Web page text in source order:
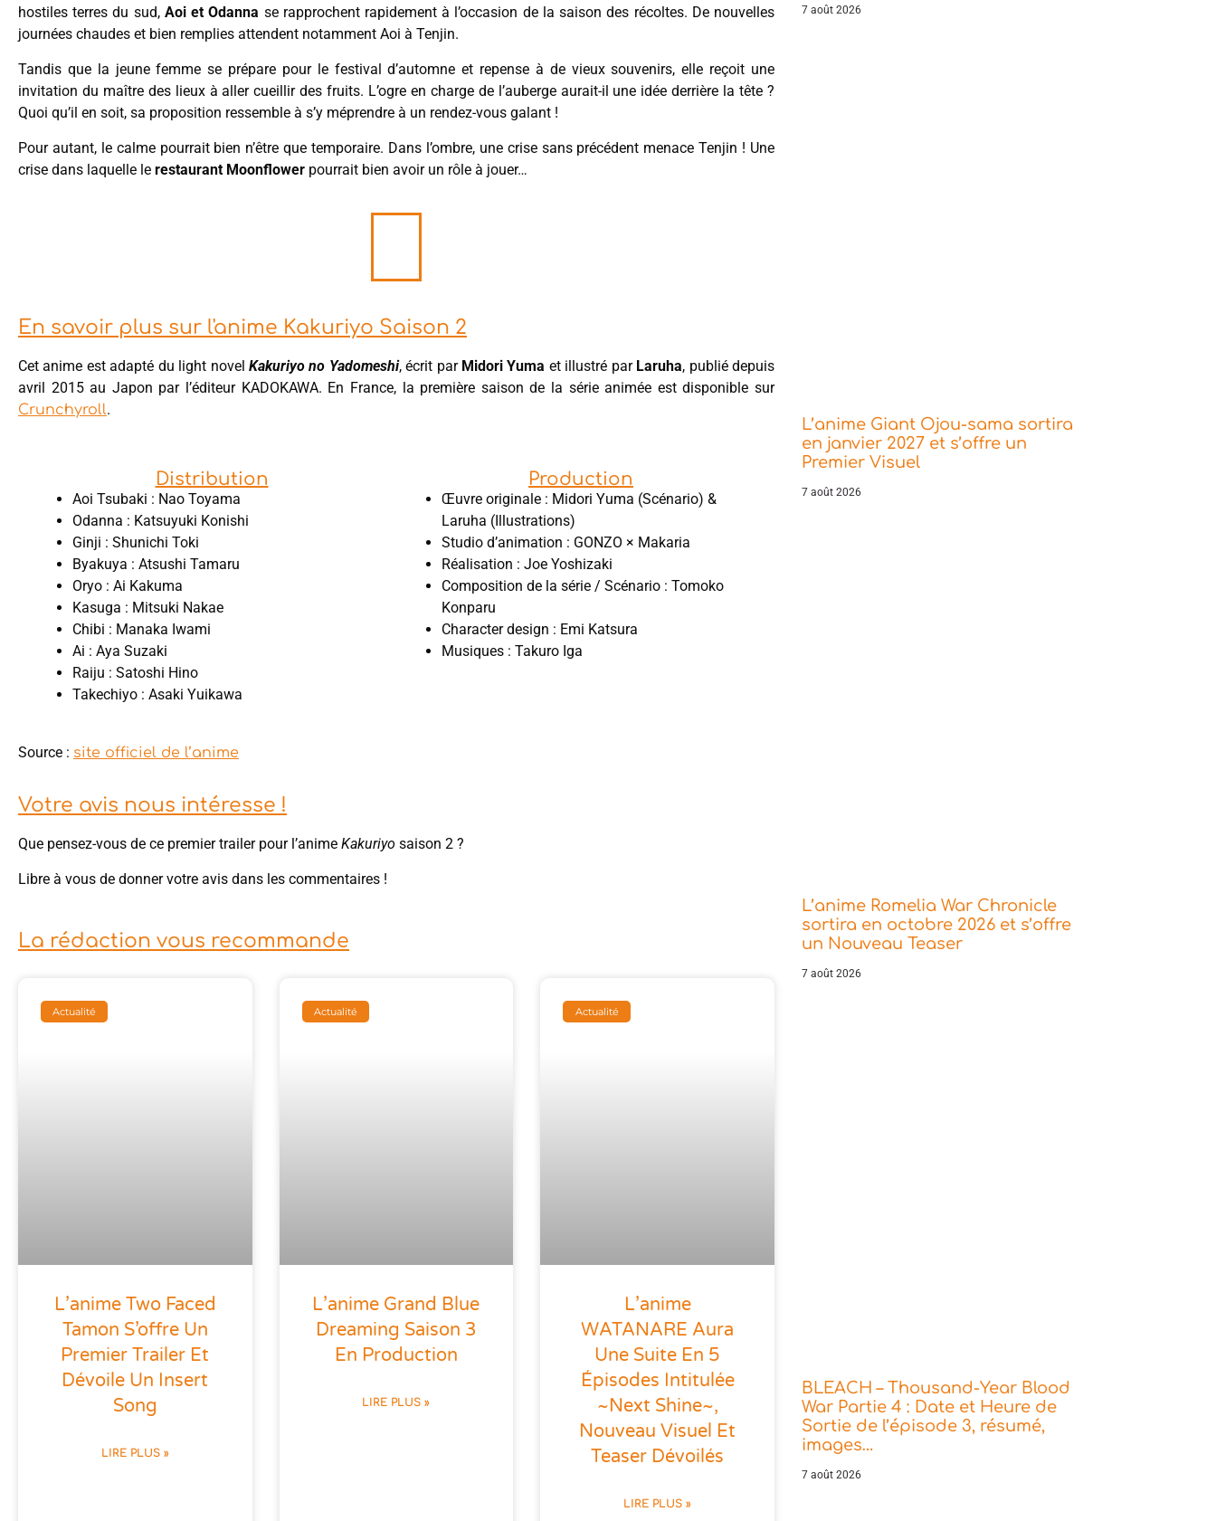
hostiles terres du sud, Aoi et Odanna se rapprochent rapidement à l’occasion de la saison des récoltes. De nouvelles
journées chaudes et bien remplies attendent notamment Aoi à Tenjin.
Tandis que la jeune femme se prépare pour le festival d’automne et repense à de vieux souvenirs, elle reçoit une
invitation du maître des lieux à aller cueillir des fruits. L’ogre en charge de l’auberge aurait-il une idée derrière la tête ?
Quoi qu’il en soit, sa proposition ressemble à s’y méprendre à un rendez-vous galant !
Pour autant, le calme pourrait bien n’être que temporaire. Dans l’ombre, une crise sans précédent menace Tenjin ! Une
crise dans laquelle le restaurant Moonflower pourrait bien avoir un rôle à jouer…
En savoir plus sur l'anime Kakuriyo Saison 2
Cet anime est adapté du light novel Kakuriyo no Yadomeshi, écrit par Midori Yuma et illustré par Laruha, publié depuis
avril 2015 au Japon par l’éditeur KADOKAWA. En France, la première saison de la série animée est disponible sur
Crunchyroll.
Distribution
Aoi Tsubaki : Nao Toyama
Odanna : Katsuyuki Konishi
Ginji : Shunichi Toki
Byakuya : Atsushi Tamaru
Oryo : Ai Kakuma
Kasuga : Mitsuki Nakae
Chibi : Manaka Iwami
Ai : Aya Suzaki
Raiju : Satoshi Hino
Takechiyo : Asaki Yuikawa
Production
Œuvre originale : Midori Yuma (Scénario) &
Laruha (Illustrations)
Studio d’animation : GONZO × Makaria
Réalisation : Joe Yoshizaki
Composition de la série / Scénario : Tomoko
Konparu
Character design : Emi Katsura
Musiques : Takuro Iga
Source : site officiel de l’anime
Votre avis nous intéresse !
Que pensez-vous de ce premier trailer pour l’anime Kakuriyo saison 2 ?
Libre à vous de donner votre avis dans les commentaires !
La rédaction vous recommande
Actualité
L’anime Two Faced
Tamon S’offre Un
Premier Trailer Et
Dévoile Un Insert
Song
LIRE PLUS »
Actualité
L’anime Grand Blue
Dreaming Saison 3
En Production
LIRE PLUS »
Actualité
L’anime
WATANARE Aura
Une Suite En 5
Épisodes Intitulée
~Next Shine~,
Nouveau Visuel Et
Teaser Dévoilés
LIRE PLUS »
7 août 2026
L’anime Giant Ojou-sama sortira
en janvier 2027 et s’offre un
Premier Visuel
7 août 2026
L’anime Romelia War Chronicle
sortira en octobre 2026 et s’offre
un Nouveau Teaser
7 août 2026
BLEACH – Thousand-Year Blood
War Partie 4 : Date et Heure de
Sortie de l’épisode 3, résumé,
images…
7 août 2026